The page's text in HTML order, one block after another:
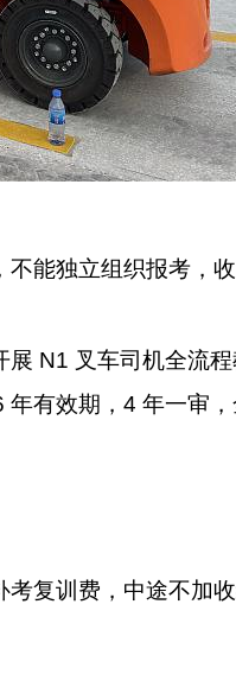
能独立组织报考，
N1 叉车司机全流
年有效期，4 年一审
复训费，中途不加